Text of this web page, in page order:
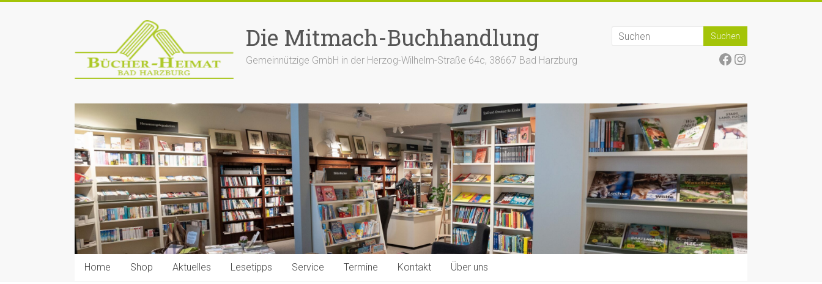
Die Mitmach-Buchhandlung
Gemeinnützige GmbH in der Herzog-Wilhelm-Straße 64c, 38667 Bad Harzburg Facebook
Instagram
Home Shop Aktuelles Lesetipps Service Termine Kontakt Über uns